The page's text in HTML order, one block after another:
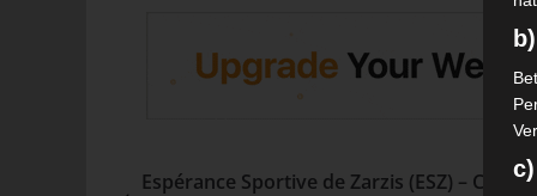
Espérance Sportive de Zarzis (ESZ) – Club